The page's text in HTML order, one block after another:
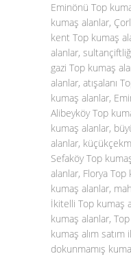
Eminönü Top
kumaş alanlar,
kent Top kumaş
alanlar,
gazi Top kumaş
alanlar, atışalanı
kumaş alanlar,
Alibeyköy Top
kumaş alanlar,
alanlar,
Sefaköy Top
alanlar, Florya
kumaş alanlar,
İkitelli Top kumaş
kumaş alanlar,
kumaş alım satım
dokunmamış